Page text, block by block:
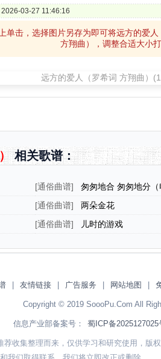
2026-03-27 11:46:16
单击，选择图片另存为即可将远方的爱
方翔曲），调整合适大小打
相关歌谱：
[通俗曲谱]
匆匆地合 匆匆地分
掌、鼻烟壶、拨浪鼓》主题歌）
[通俗曲谱] 两朵金花
[通俗曲谱] 儿时的游戏
友情链接 广告服务 网站地图
Copyright © 2019 SoooPu.Com All
信息产业部备案号： 蜀ICP备2025127025
收集整理而来，仅供学习和研究使用，版